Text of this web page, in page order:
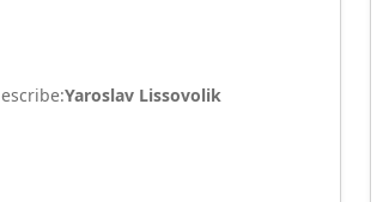
escribe:Yaroslav Lissovolik